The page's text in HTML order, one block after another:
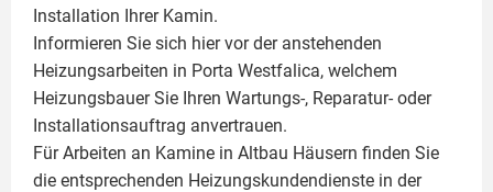
Installation Ihrer Kamin.
Informieren Sie sich hier vor der anstehenden
Heizungsarbeiten in Porta Westfalica, welchem
Heizungsbauer Sie Ihren Wartungs-, Reparatur- oder
Installationsauftrag anvertrauen.
Für Arbeiten an Kamine in Altbau Häusern finden Sie
die entsprechenden Heizungskundendienste in der